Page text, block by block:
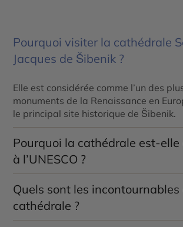
Pourquoi visiter la cathédrale
Jacques de Šibenik ?
Elle est considérée comme l’un des
monuments de la Renaissance en
le principal site historique de Šibenik.
Pourquoi la cathédrale est-elle
à l’UNESCO ?
L’UNESCO distingue son architecture
entièrement construite en pierre, son
technique et son exceptionnelle valeur
Quels sont les incontournables
cathédrale ?